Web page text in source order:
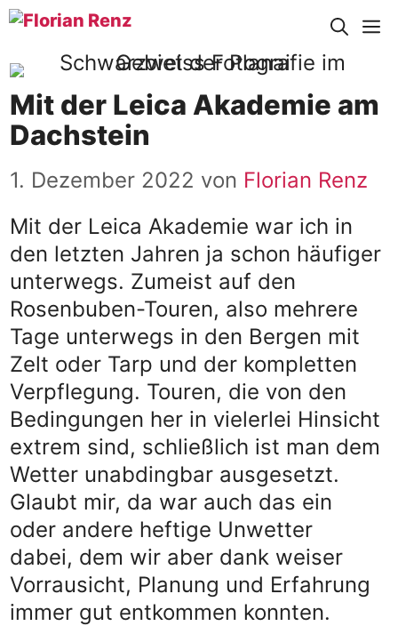
Zum
springen
Mit der Leica Akademie am
Dachstein
1. Dezember 2022 von Florian Renz
Mit der Leica Akademie war ich in
den letzten Jahren ja schon häufiger
unterwegs. Zumeist auf den
Rosenbuben-Touren, also mehrere
Tage unterwegs in den Bergen mit
Zelt oder Tarp und der kompletten
Verpflegung. Touren, die von den
Bedingungen her in vielerlei Hinsicht
extrem sind, schließlich ist man dem
Wetter unabdingbar ausgesetzt.
Glaubt mir, da war auch das ein
oder andere heftige Unwetter
dabei, dem wir aber dank weiser
Vorrausicht, Planung und Erfahrung
immer gut entkommen konnten.